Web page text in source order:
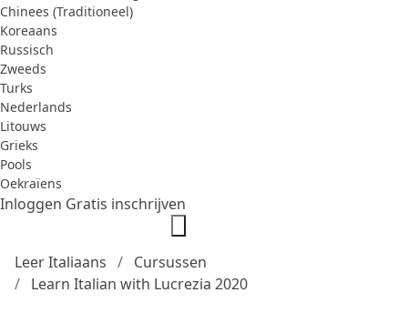
Chinees (Traditioneel)
Koreaans
Russisch
Zweeds
Turks
Nederlands
Litouws
Grieks
Pools
Oekraïens
Inloggen Gratis inschrijven
Leer Italiaans
Cursussen
Learn Italian with Lucrezia 2020